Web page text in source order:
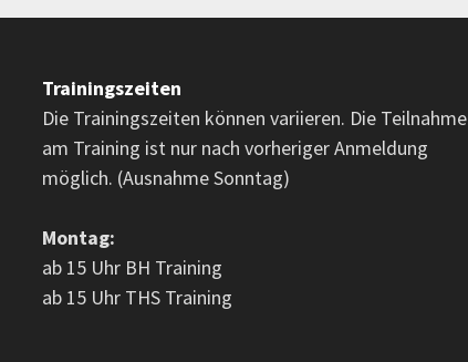
Trainingszeiten
Die Trainingszeiten können variieren. Die Teilnahme
am Training ist nur nach vorheriger Anmeldung
möglich. (Ausnahme Sonntag)
Montag:
ab 15 Uhr BH Training
ab 15 Uhr THS Training